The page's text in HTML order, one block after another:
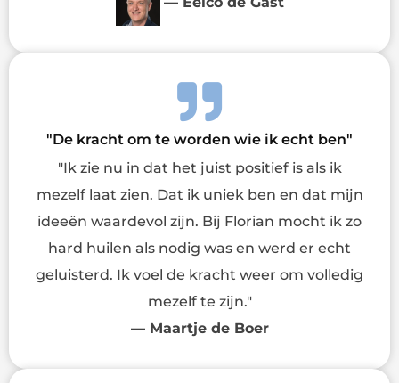
"De kracht om te worden wie ik echt ben"
"Ik zie nu in dat het juist positief is als ik
mezelf laat zien. Dat ik uniek ben en dat mijn
ideeën waardevol zijn. Bij Florian mocht ik zo
hard huilen als nodig was en werd er echt
geluisterd. Ik voel de kracht weer om volledig
mezelf te zijn."
— Maartje de Boer